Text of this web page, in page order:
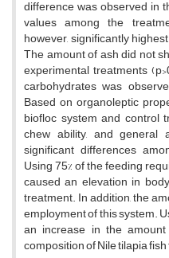
difference was observed in
values among the
however, significantly
The amount of ash did not
experimental treatments
carbohydrates was
Based on organoleptic
biofloc system and control
chew ability, and general
significant differences
Using 75% of the feeding
caused an elevation in
treatment. In addition, the
employment of this system.
an increase in the
composition of Nile tilapia